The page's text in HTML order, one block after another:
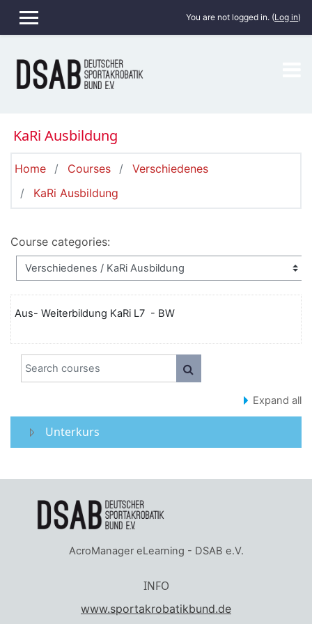
SIDE PANEL
You are not logged in. (Log in)
KaRi Ausbildung
Home Courses
Verschiedenes
KaRi Ausbildung
Course categories:
Aus- Weiterbildung KaRi L7 - BW
Search courses
SEARCH COURSESExpand all
Unterkurs
AcroManager eLearning - DSAB e.V.
INFO
www.sportakrobatikbund.de